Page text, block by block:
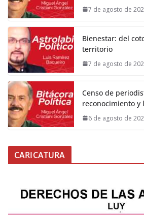
7 de agosto de
Bienestar: del
territorio
7 de agosto de
Censo de
reconocimiento
6 de agosto de
CARICATURA